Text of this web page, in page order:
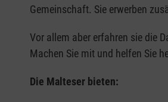
Gemeinschaft. Sie erwerben
Vor allem aber erfahren sie die
Machen Sie mit und helfen Sie
Die Malteser bieten: